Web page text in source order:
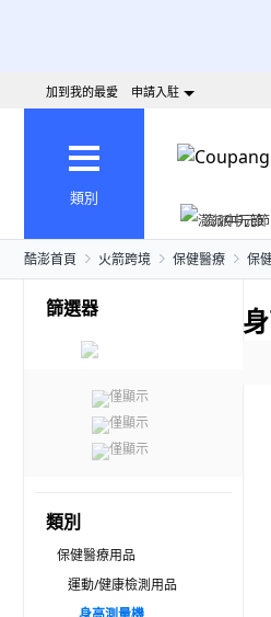
加到我的最愛 申請入駐
類別
澎派中元節
酷澎首頁 火箭跨境 保健醫療 保
篩選器
僅顯示
僅顯示
僅顯示
類別
保健醫療用品
運動/健康檢測用品